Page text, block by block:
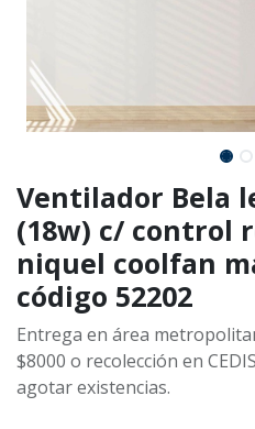
Ventilador Bela
(18w) c/ control
niquel coolfan
código 52202
Entrega en área
$8000 o recolección en
agotar existencias.